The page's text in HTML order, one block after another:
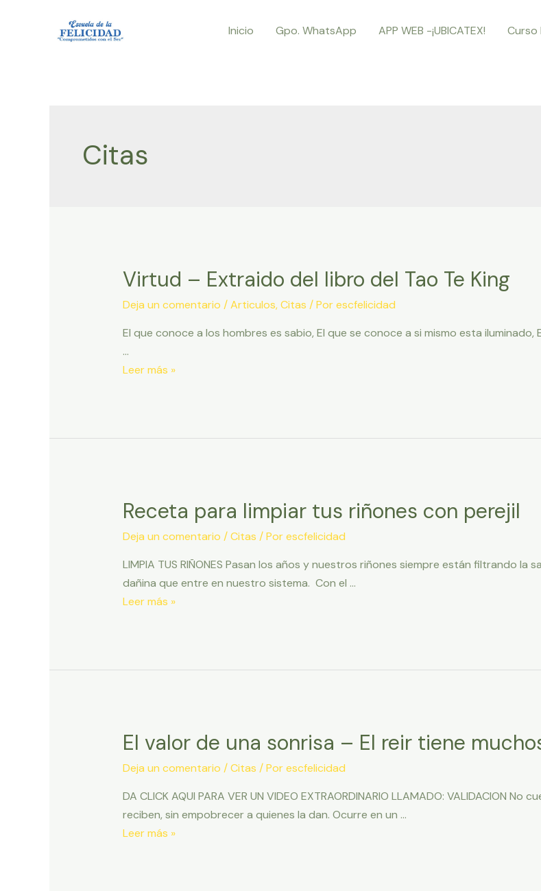
Inicio Gpo. WhatsApp APP WEB -¡UBICATEX! Curso
Citas
Virtud – Extraido del libro del Tao Te King
Deja un comentario /Articulos,Citas / Porescfelicidad
El que conoce a los hombres es sabio, El que se conoce a si mismo esta
…
Virtud
libro
King
Leer más »
Receta para limpiar tus riñones con perejil
Deja un comentario /Citas / Porescfelicidad
LIMPIA TUS RIÑONES Pasan los años y nuestros riñones siempre están filtrando la
dañina que entre en nuestro sistema. Con el …
Receta
riñones
Leer más »
El valor de una sonrisa – El reir tiene
Deja un comentario /Citas / Porescfelicidad
DA CLICK AQUI PARA VER UN VIDEO EXTRAORDINARIO LLAMADO: VALIDACION
reciben, sin empobrecer a quienes la dan. Ocurre en un …
El
Leer más »